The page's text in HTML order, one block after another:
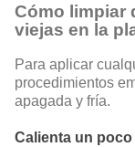
Cómo limpiar
viejas en la
Para aplicar
procedimientos
apagada y fría.
Calienta un